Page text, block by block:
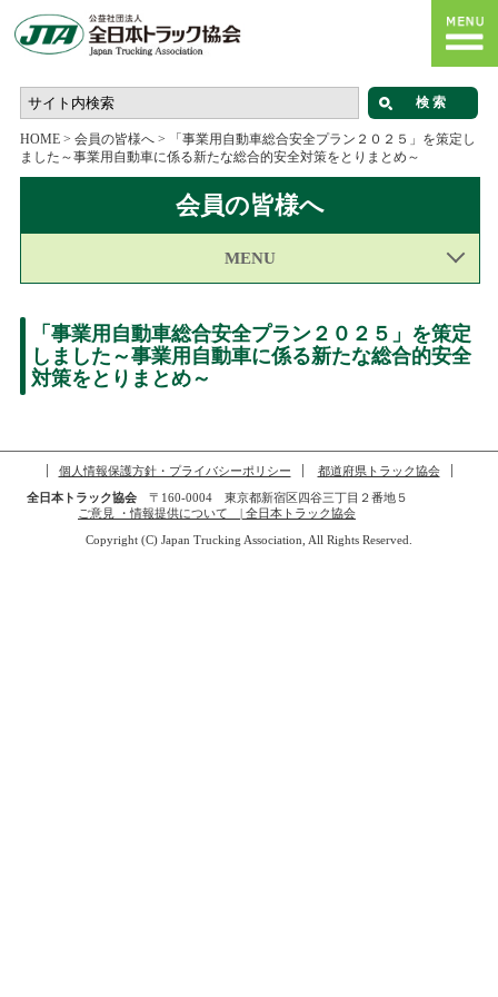
HOME> 会員の皆様へ>
「事業用自動車総合安全プラン２０２５」を策定し
ました～事業用自動車に係る新たな総合的安全対策をとりまとめ～
会員の皆様へ
MENU
「事業用自動車総合安全プラン２０２５」を策定
しました～事業用自動車に係る新たな総合的安全
対策をとりまとめ～
個人情報保護方針・プライバシーポリシー
都道府県トラック協会
全日本トラック協会〒160-0004 東京都新宿区四谷三丁目２番地５
ご意見 ・情報提供について | 全日本トラック協会
Copyright (C) Japan Trucking Association, All Rights Reserved.